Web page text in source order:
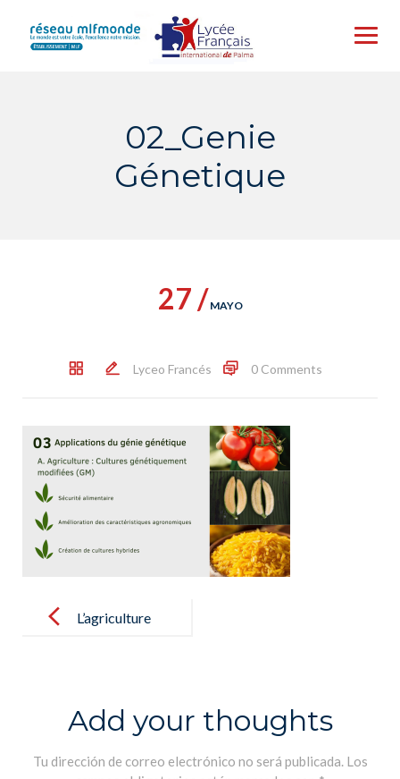
content
02_Genie
Génetique
27 / MAYO
Lyceo Francés 0 Comments
navigationL’agriculture
Add your thoughts
Tu dirección de correo electrónico no será publicada. Los